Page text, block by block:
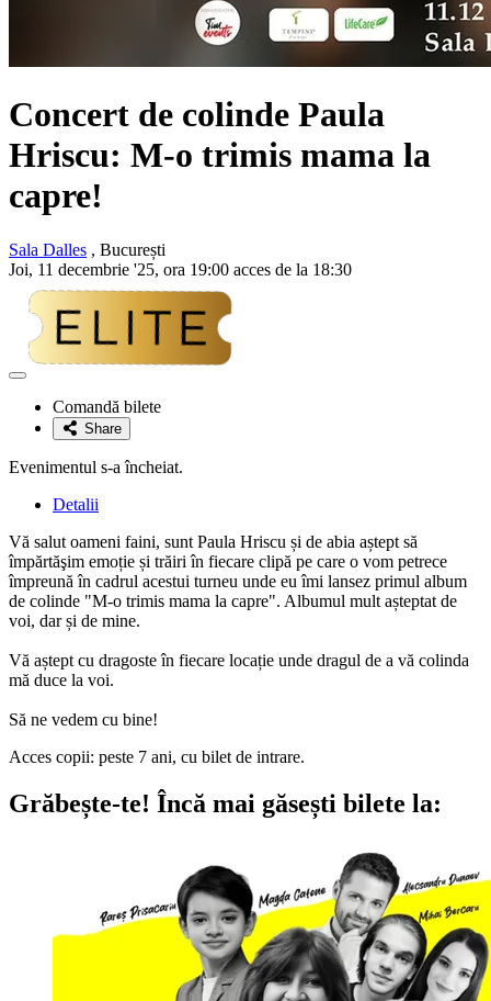
Concert de colinde Paula
Hriscu: M-o trimis mama la
capre!
Sala Dalles , București
Joi, 11 decembrie '25, ora 19:00 acces de la 18:30
Adaugă
favoriteComandă bilete
Share
Evenimentul s-a încheiat.
Detalii
Vă salut oameni faini, sunt Paula Hriscu și de abia aștept să
împărtăşim emoție și trăiri în fiecare clipă pe care o vom petrece
împreună în cadrul acestui turneu unde eu îmi lansez primul album
de colinde "M-o trimis mama la capre". Albumul mult așteptat de
voi, dar și de mine.
Vă aștept cu dragoste în fiecare locație unde dragul de a vă colinda
mă duce la voi.
Să ne vedem cu bine!
Acces copii: peste 7 ani, cu bilet de intrare.
Grăbește-te! Încă mai găsești bilete la: